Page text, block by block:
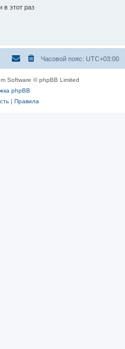
в этот раз
Часовой пояс: UTC+03:00
Software © phpBB Limited
phpBB
| Правила